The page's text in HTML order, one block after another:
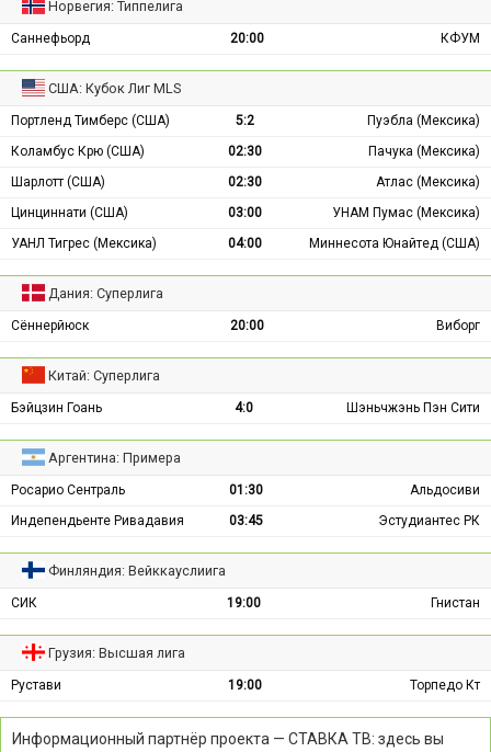
Норвегия: Типпелига
Саннефьорд 20:00 КФУМ
США: Кубок Лиг MLS
Портленд Тимберс (США) 5:2
Пуэбла (Мексика)
Коламбус Крю (США)
02:30
Пачука (Мексика)
Шарлотт (США)
02:30
Атлас (Мексика)
Цинциннати (США)
03:00
УНАМ Пумас (Мексика)
УАНЛ Тигрес (Мексика)
04:00 Миннесота Юнайтед (США)
Дания: Суперлига
Сённерйюск 20:00 Виборг
Китай: Суперлига
Бэйцзин Гоань 4:0 Шэньчжэнь Пэн Сити
Аргентина: Примера
Росарио Сентраль 01:30
Альдосиви
Индепендьенте Ривадавия
03:45 Эстудиантес РК
Финляндия: Вейккауслиига
СИК 19:00 Гнистан
Грузия: Высшая лига
Рустави 19:00 Торпедо Кт
Информационный партнёр проекта — СТАВКА ТВ: здесь вы